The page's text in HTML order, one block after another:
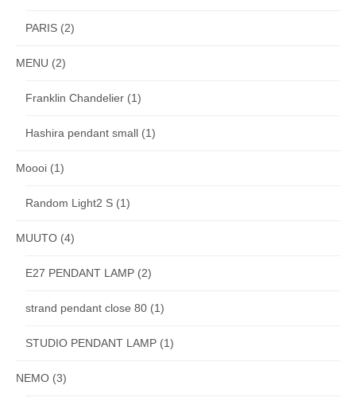
PARIS (2)
MENU (2)
Franklin Chandelier (1)
Hashira pendant small (1)
Moooi (1)
Random Light2 S (1)
MUUTO (4)
E27 PENDANT LAMP (2)
strand pendant close 80 (1)
STUDIO PENDANT LAMP (1)
NEMO (3)